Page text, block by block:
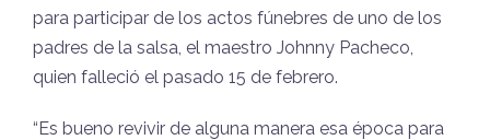
para participar de los actos fúnebres de uno de los
padres de la salsa, el maestro Johnny Pacheco,
quien falleció el pasado 15 de febrero.
“Es bueno revivir de alguna manera esa época para